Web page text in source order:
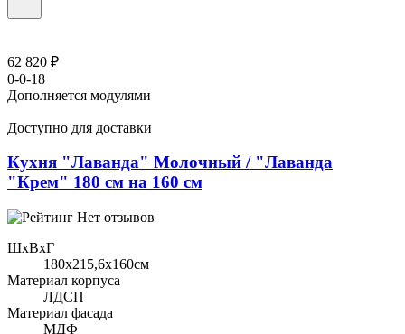
62 820 ₽
0-0-18
Дополняется модулями
Доступно для доставки
Кухня "Лаванда" Молочный / "Лаванда
"Крем" 180 см на 160 см
Нет отзывов
ШхВхГ
180x215,6х160см
Материал корпуса
ЛДСП
Материал фасада
МДФ